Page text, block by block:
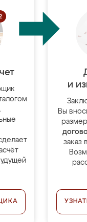
и
Вы
заказ